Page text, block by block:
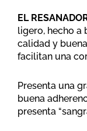
EL
ligero, hecho a
calidad y
facilitan una
Presenta una
buena
presenta